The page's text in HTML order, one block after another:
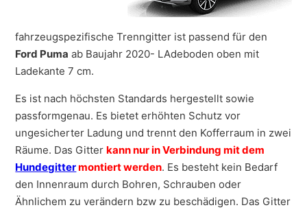
fahrzeugspezifische Trenngitter ist passend für den
Ford Puma ab Baujahr 2020- LAdeboden oben mit
Ladekante 7 cm.
Es ist nach höchsten Standards hergestellt sowie
passformgenau. Es bietet erhöhten Schutz vor
ungesicherter Ladung und trennt den Kofferraum in zwei
Räume. Das Gitterkann nur in Verbindung mit dem
Hundegittermontiert werden. Es besteht kein Bedarf
den Innenraum durch Bohren, Schrauben oder
Ähnlichem zu verändern bzw zu beschädigen. Das Gitter